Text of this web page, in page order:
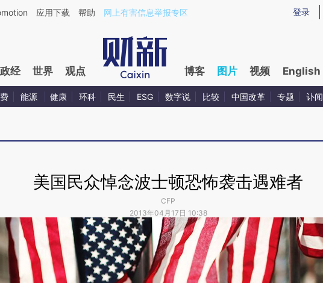
登录
应用下载 帮助 网上有害信息举报专区
政经 世界 观点 博客 图片 视频 English
能源 健康 环科 民生 ESG 数字说 比较 中国改革 专题 讣闻
美国民众悼念波士顿恐怖袭击遇难者
CFP
2013年04月17日 10:38